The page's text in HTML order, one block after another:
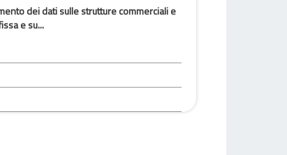
dei dati sulle strutture commerciali e
e su...